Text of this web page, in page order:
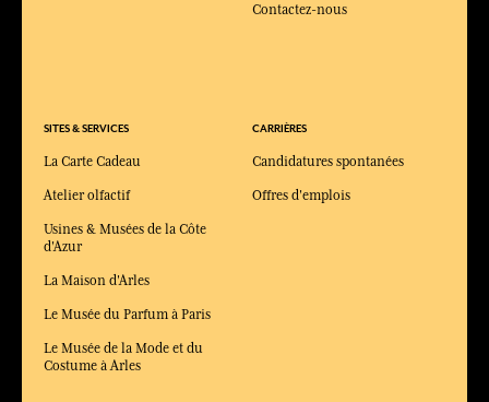
SITES & SERVICES
La Carte Cadeau
Atelier olfactif
Usines & Musées de la Côte
d'Azur
La Maison d'Arles
Le Musée du Parfum à Paris
Le Musée de la Mode et du
Costume à Arles
Contactez-nous
CARRIÈRES
Candidatures spontanées
Offres d'emplois